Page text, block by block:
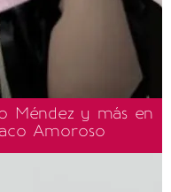
Méndez y más en
Amoroso